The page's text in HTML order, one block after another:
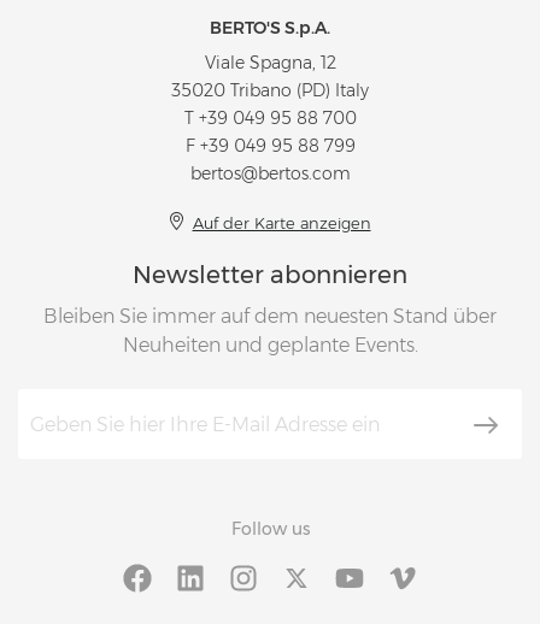
BERTO'S S.p.A.
Viale Spagna, 12
35020 Tribano (PD) Italy
T +39 049 95 88 700
F +39 049 95 88 799
bertos@bertos.com
Auf der Karte anzeigen
Newsletter abonnieren
Bleiben Sie immer auf dem neuesten Stand über
Neuheiten und geplante Events.
Follow us